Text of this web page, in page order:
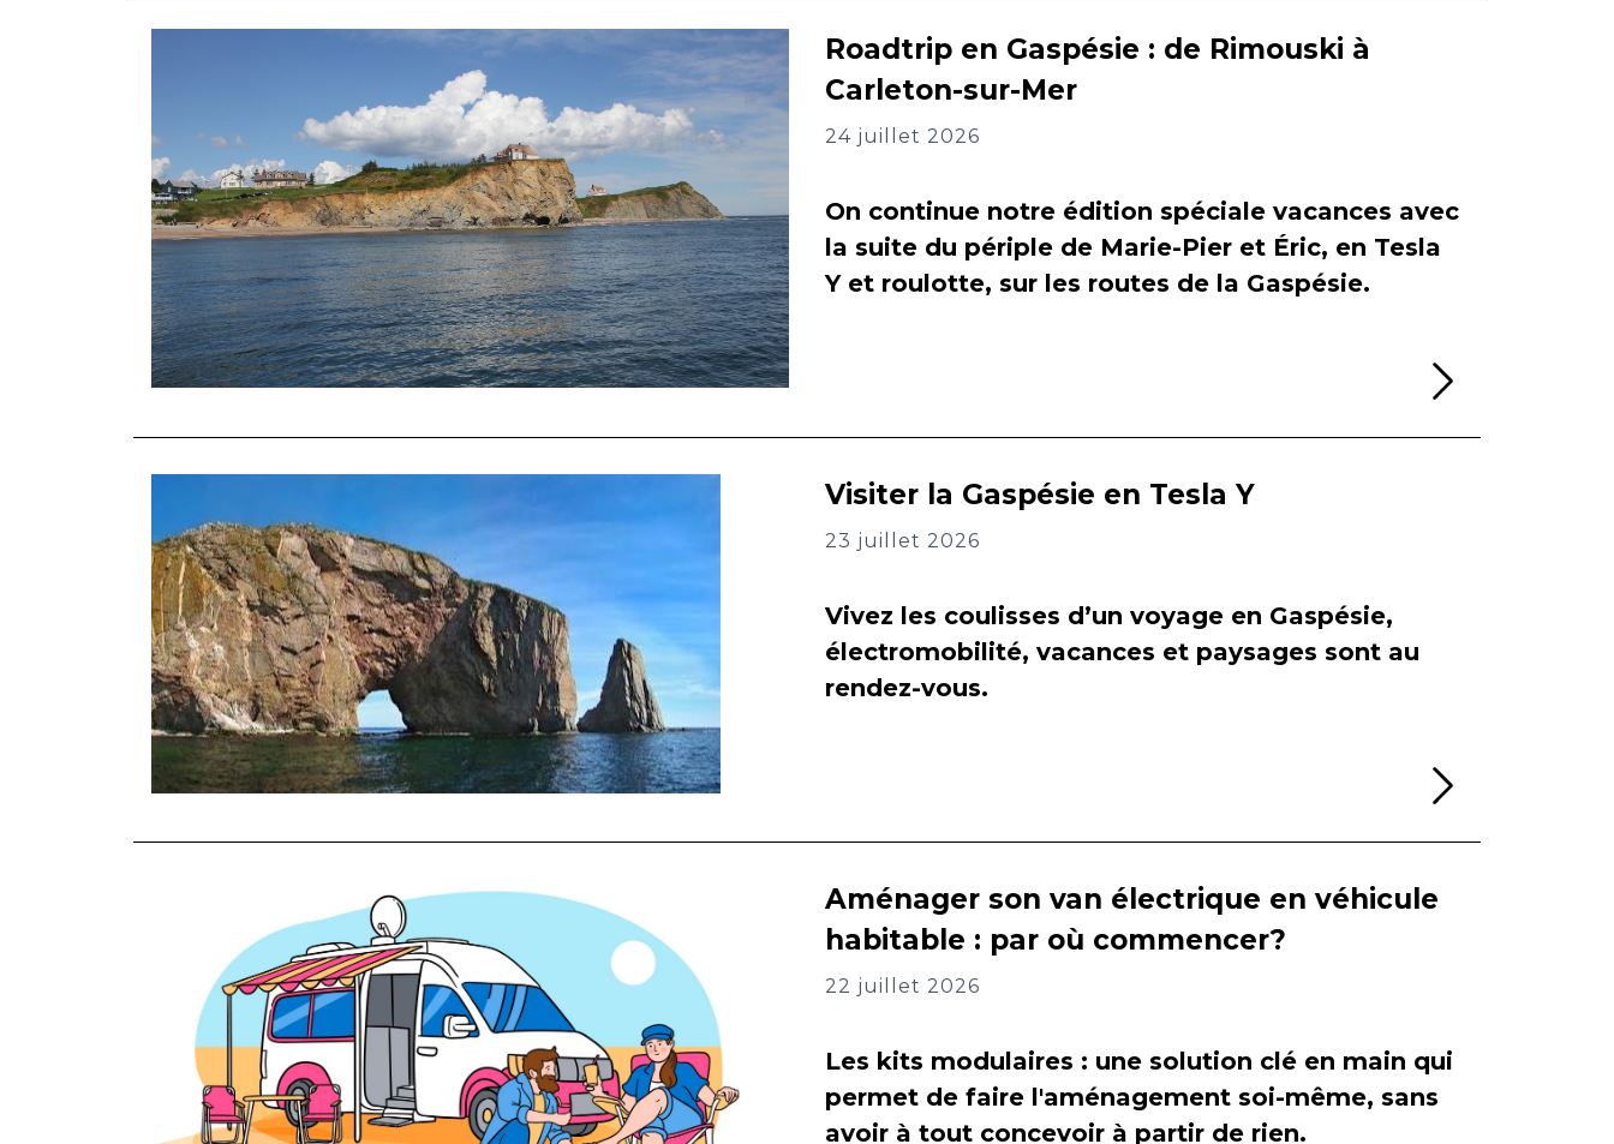
Roadtrip en Gaspésie : de Rimouski à
Carleton-sur-Mer
24 juillet 2026
On continue notre édition spéciale vacances avec
la suite du périple de Marie-Pier et Éric, en Tesla
Y et roulotte, sur les routes de la Gaspésie.
Visiter la Gaspésie en Tesla Y
23 juillet 2026
Vivez les coulisses d’un voyage en Gaspésie,
électromobilité, vacances et paysages sont au
rendez-vous.
Aménager son van électrique en véhicule
habitable : par où commencer?
22 juillet 2026
Les kits modulaires : une solution clé en main qui
permet de faire l'aménagement soi-même, sans
avoir à tout concevoir à partir de rien.